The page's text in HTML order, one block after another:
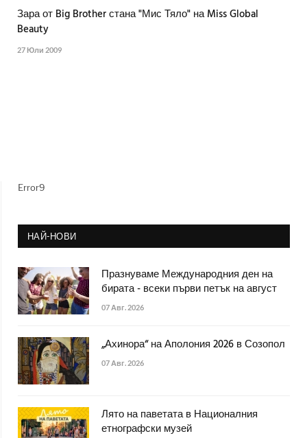
Зара от Big Brother стана "Мис Тяло" на Miss Global
Beauty
27 Юли 2009
Error9
НАЙ-НОВИ
Празнуваме Международния ден на
бирата - всеки първи петък на август
07 Авг. 2026
„Ахинора“ на Аполония 2026 в Созопол
07 Авг. 2026
Лято на паветата в Националния
етнографски музей